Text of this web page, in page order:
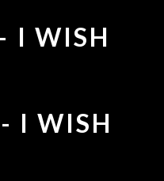
I WISH
I WISH